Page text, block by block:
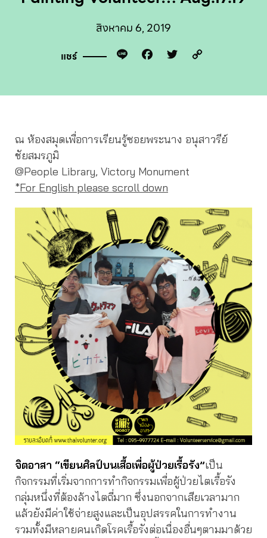
สิงหาคม 6, 2019
แชร์ Line Facebook
Twitter
ณ ห้องสมุดเพื่อการเรียนรู้ซอยพระนาง อนุสาวรีย์
ชัยสมรภูมิ
@People Library, Victory Monument
*For English please scroll down
จิตอาสา “เขียนศิลป์บนเสื้อเพื่อผู้ป่วยเรื้อรัง”เป็น
กิจกรรมที่เริ่มจากการทำกิจกรรมเพื่อผู้ป่วยไตเรื้อรัง
กลุ่มหนึ่งที่ต้องล้างไตถี่มาก ซึ่งนอกจากเสียเวลามาก
แล้วยังมีค่าใช้จ่ายสูงและเป็นอุปสรรคในการทำงาน
รวมทั้งมีหลายคนเกิดโรคเรื้อรังต่อเนื่องอื่นๆตามมาด้วย